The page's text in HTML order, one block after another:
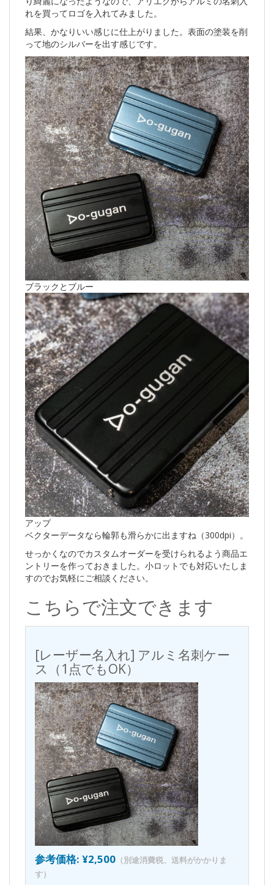
れを買ってロゴを入れてみました。
結果、かなりいい感じに仕上がりました。表面の塗装を削
って地のシルバーを出す感じです。
ブラックとブルー
アップ
ベクターデータなら輪郭も滑らかに出ますね（300dpi）。
せっかくなのでカスタムオーダーを受けられるよう商品エ
ントリーを作っておきました。小ロットでも対応いたしま
すのでお気軽にご相談ください。
こちらで注文できます
[レーザー名入れ] アルミ名刺ケー
ス（1点でもOK）
参考価格: ¥2,500 （別途消費税、送料がかかりま
す）